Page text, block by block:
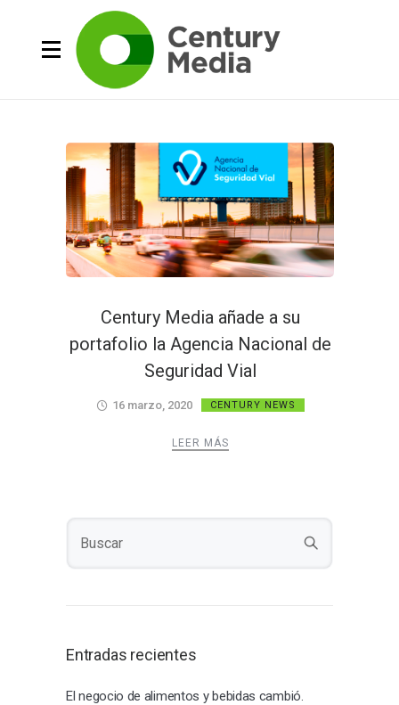
Century Media añade a su
portafolio la Agencia Nacional de
Seguridad Vial
16 marzo, 2020 CENTURY NEWS
LEER MÁS
Entradas recientes
El negocio de alimentos y bebidas cambió.